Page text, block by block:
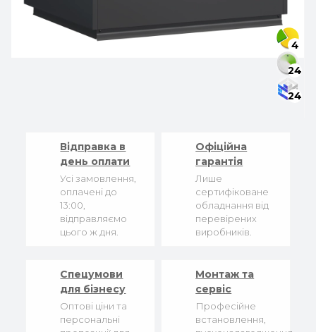
4
24
24
Відправка в
день оплати
Усі замовлення,
оплачені до
13:00,
відправляємо
цього ж дня.
Офіційна
гарантія
Лише
сертифіковане
обладнання від
перевірених
виробників.
Спецумови
для бізнесу
Оптові ціни та
персональні
Монтаж та
сервіс
Професійне
встановлення,